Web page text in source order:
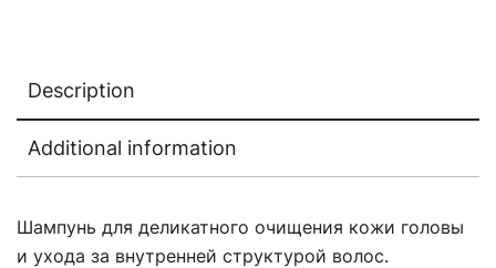
Description
Additional information
Шампунь для деликатного очищения кожи головы
и ухода за внутренней структурой волос.